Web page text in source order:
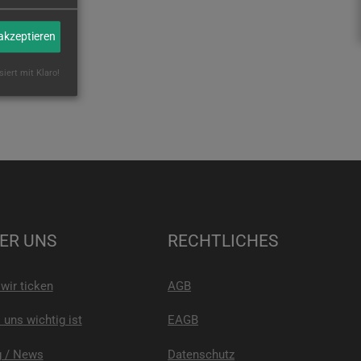
UNS
ticken
uns wichtig ist
/ News
RECHTLICHES
AGB
EAGB
Datenschutz
mit Klaro!